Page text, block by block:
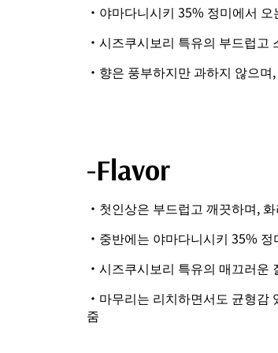
・야마다니시키 35% 정미에서
・시즈쿠시보리 특유의 부드럽고
・향은 풍부하지만 과하지 않으
-Flavor
・첫인상은 부드럽고 깨끗하며,
・중반에는 야마다니시키 35%
・시즈쿠시보리 특유의 매끄러
・마무리는 리치하면서도 균형
줌